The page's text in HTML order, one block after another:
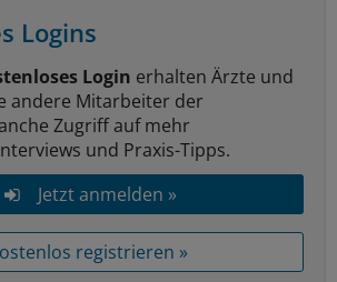
Logins
Login erhalten Ärzte und
andere Mitarbeiter der
Zugriff auf mehr
und Praxis-Tipps.
Jetzt anmelden »
registrieren »